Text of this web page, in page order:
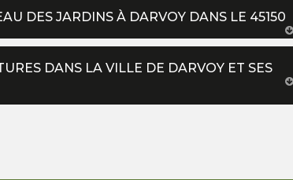
DES JARDINS À DARVOY DANS LE 45150
DANS LA VILLE DE DARVOY ET SES